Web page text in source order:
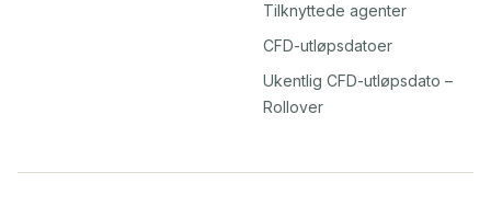
Tilknyttede agenter
CFD-utløpsdatoer
Ukentlig CFD-utløpsdato –
Rollover